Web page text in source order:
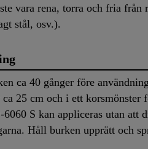
vara rena, torra och fria
stål, osv.).
ca 40 gånger före
ca 25 cm och i ett
S kan appliceras utan att
Håll burken upprätt och